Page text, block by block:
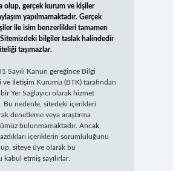
olup, gerçek kurum ve kişiler
yapılmamaktadır. Gerçek
ile isim benzerlikleri tamamen
bilgiler taslak halindedir
taşımazlar.
Sayılı Kanun gereğince Bilgi
ve İletişim Kurumu (BTK) tarafından
Yer Sağlayıcı olarak hizmet
Bu nedenle, sitedeki içerikleri
denetleme veya araştırma
bulunmamaktadır. Ancak,
içeriklerin sorumluluğunu
siteye üye olarak bu
etmiş sayılırlar.